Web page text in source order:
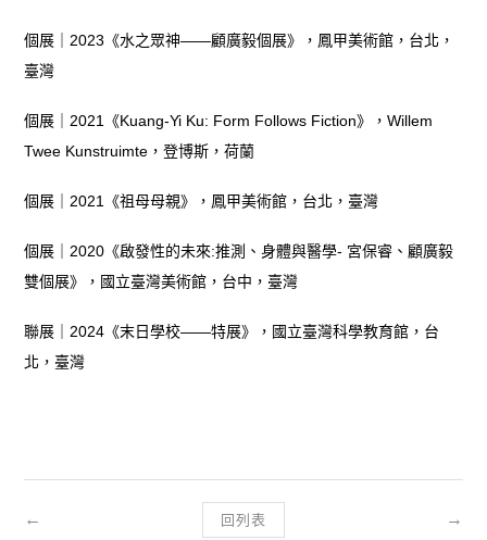
個展｜2023《水之眾神——顧廣毅個展》，鳳甲美術館，台北，
臺灣
個展｜2021《Kuang-Yi Ku: Form Follows Fiction》，Willem
Twee Kunstruimte，登博斯，荷蘭
個展｜2021《祖母母親》，鳳甲美術館，台北，臺灣
個展｜2020《啟發性的未來:推測、身體與醫學- 宮保睿、顧廣毅
雙個展》，國立臺灣美術館，台中，臺灣
聯展｜2024《末日學校——特展》，國立臺灣科學教育館，台
北，臺灣
← 回列表 →